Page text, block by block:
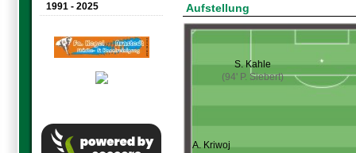
1991 - 2025 Aufstellung
S. Kahle
(94' P. Siebert)
A. Kriwoj